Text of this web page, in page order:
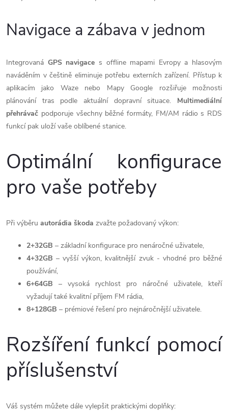
Navigace a zábava v jednom
Integrovaná GPS navigace s offline mapami Evropy a hlasovým
naváděním v češtině eliminuje potřebu externích zařízení. Přístup k
aplikacím jako Waze nebo Mapy Google rozšiřuje možnosti
plánování tras podle aktuální dopravní situace. Multimediální
přehrávač podporuje všechny běžné formáty, FM/AM rádio s RDS
funkcí pak uloží vaše oblíbené stanice.
Optimální konfigurace
pro vaše potřeby
Při výběru autorádia škoda zvažte požadovaný výkon:
2+32GB – základní konfigurace pro nenáročné uživatele,
4+32GB – vyšší výkon, kvalitnější zvuk - vhodné pro běžné
používání,
6+64GB – vysoká rychlost pro náročné uživatele, kteří
vyžadují také kvalitní příjem FM rádia,
8+128GB – prémiové řešení pro nejnáročnější uživatele.
Rozšíření funkcí pomocí
příslušenství
Váš systém můžete dále vylepšit praktickými doplňky: